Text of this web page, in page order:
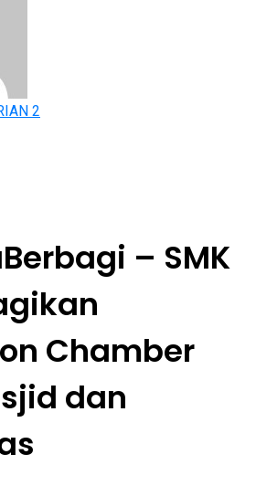
2
– SMK
Chamber
dan